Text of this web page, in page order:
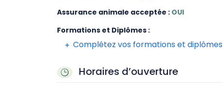
Assurance animale acceptée : OUI
Formations et Diplômes :
Complétez vos formations et diplômes
Horaires d’ouverture